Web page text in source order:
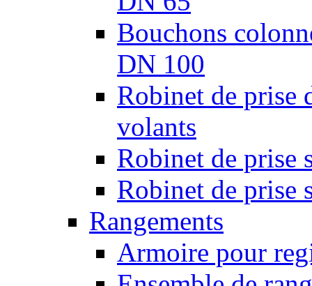
Bouchons
DN 100
Robinet de prise
volants
Robinet de prise
Robinet de prise
Rangements
Armoire pour